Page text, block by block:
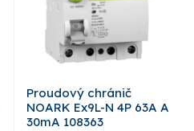
Proudový chránič
NOARK Ex9L-N 4P 63A A
30mA 108363